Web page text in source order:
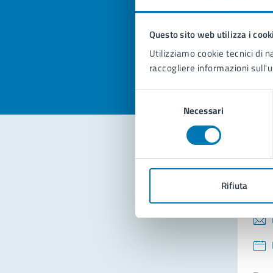
Questo sito web utilizza i
Utilizziamo cookie tecnici di
raccogliere informazioni
del
Necessari
Rifiuta
Valuta la